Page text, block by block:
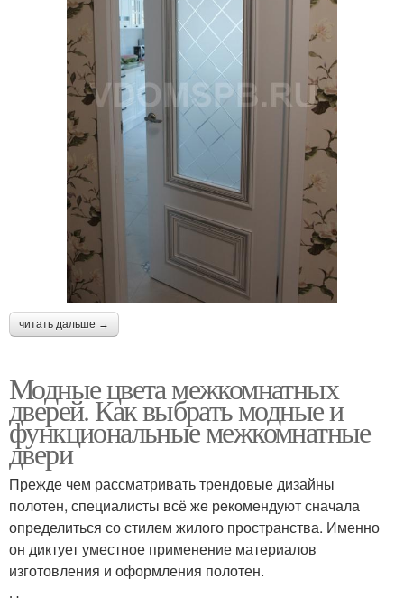
читать дальше →
Модные цвета межкомнатных
дверей. Как выбрать модные и
функциональные межкомнатные
двери
Прежде чем рассматривать трендовые дизайны
полотен, специалисты всё же рекомендуют сначала
определиться со стилем жилого пространства. Именно
он диктует уместное применение материалов
изготовления и оформления полотен.